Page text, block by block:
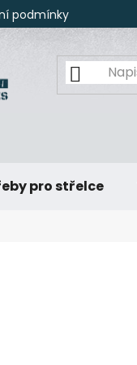
podmínky
pro střelce